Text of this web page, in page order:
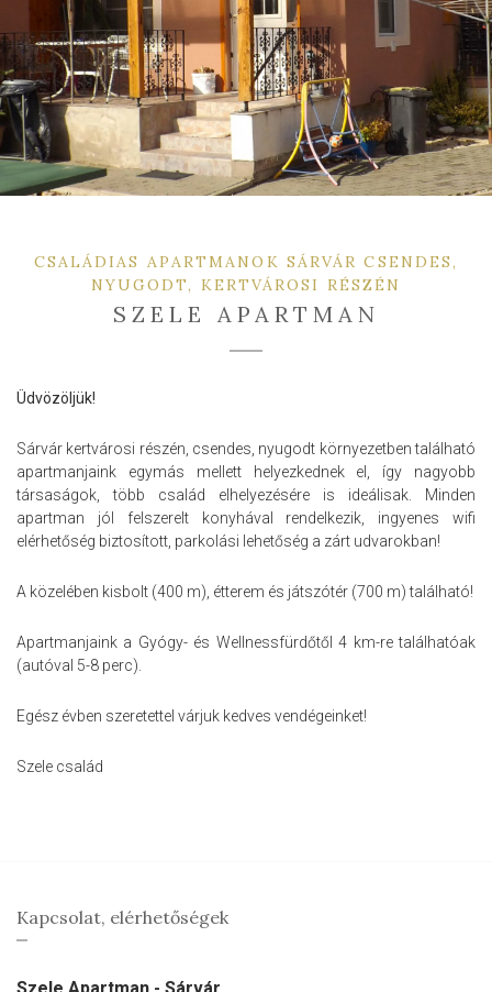
CSALÁDIAS APARTMANOK SÁRVÁR CSENDES,
NYUGODT, KERTVÁROSI RÉSZÉN
SZELE APARTMAN
Üdvözöljük!
Sárvár kertvárosi részén, csendes, nyugodt környezetben található
apartmanjaink egymás mellett helyezkednek el, így nagyobb
társaságok, több család elhelyezésére is ideálisak. Minden
apartman jól felszerelt konyhával rendelkezik, ingyenes wifi
elérhetőség biztosított, parkolási lehetőség a zárt udvarokban!
A közelében kisbolt (400 m), étterem és játszótér (700 m) található!
Apartmanjaink a Gyógy- és Wellnessfürdőtől 4 km-re találhatóak
(autóval 5-8 perc).
Egész évben szeretettel várjuk kedves vendégeinket!
Szele család
Kapcsolat, elérhetőségek